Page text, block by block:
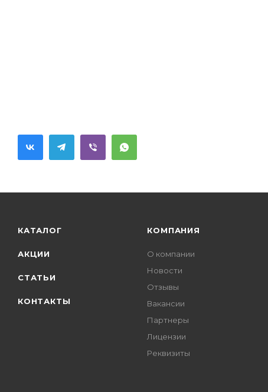
КАТАЛОГ
АКЦИИ
СТАТЬИ
КОНТАКТЫ
КОМПАНИЯ
О компании
Новости
Отзывы
Вакансии
Партнеры
Лицензии
Реквизиты